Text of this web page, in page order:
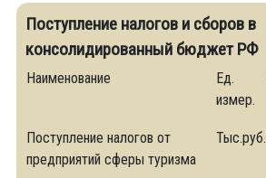
Поступление налогов и сборов в
консолидированный бюджет РФ
Наименование
Ед.
измер.
Поступление налогов от
предприятий сферы туризма
Тыс.руб.